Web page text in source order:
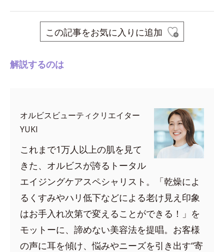
この記事をお気に入りに追加
解説するのは
オルビスビューティクリエイター
YUKI
これまで1万人以上の肌を見て
きた、オルビスが誇るトータル
エイジングケアスペシャリスト。「乾燥によ
るくすみやハリ低下などによる老け見え印象
はお手入れ次第で変えることができる！」を
モットーに、諦めない美容法を提唱。お客様
の声に耳を傾け、悩みやニーズを引き出す“寄